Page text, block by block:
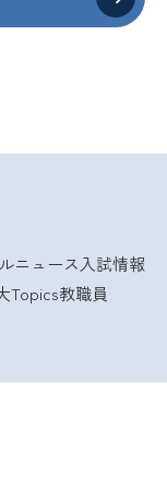
ニュース入試情報
Topics教職員